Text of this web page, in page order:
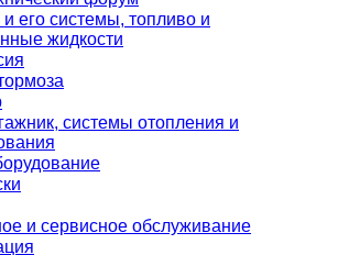
его системы, топливо и
жидкости
системы отопления и
и сервисное обслуживание